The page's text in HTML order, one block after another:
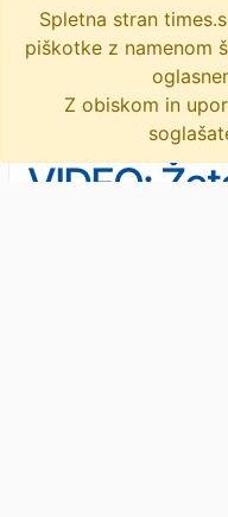
podeželju. V … ·
VIDEO:
Spletna stran
piškotke z namenom
Z obiskom in